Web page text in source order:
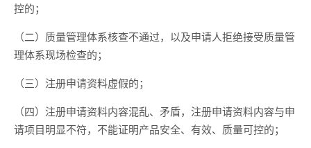
控的；
（二）质量管理体系核查不通过，以及申请人拒绝接受质量管
理体系现场检查的；
（三）注册申请资料虚假的；
（四）注册申请资料内容混乱、矛盾，注册申请资料内容与申
请项目明显不符，不能证明产品安全、有效、质量可控的；